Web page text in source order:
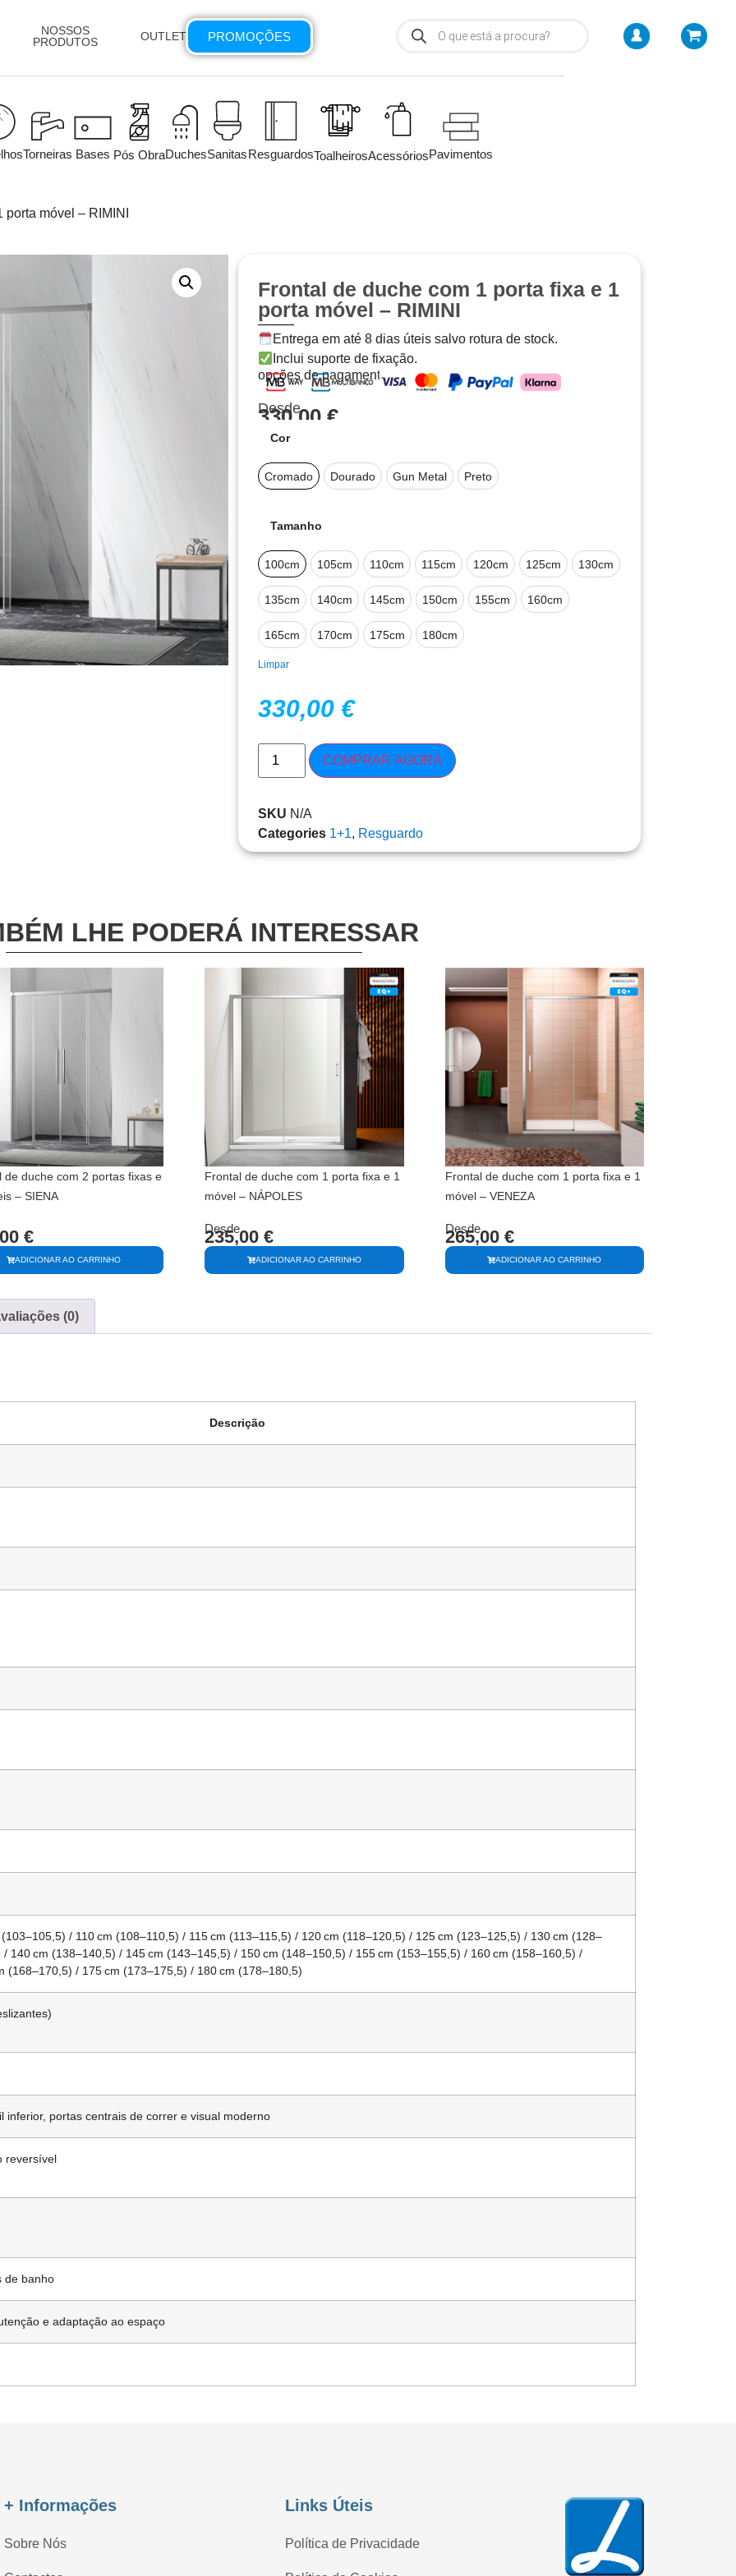
NOSSOS
PRODUTOS
OUTLET PROMOÇÕES
Torneiras Bases Pós ObraDuchesSanitasResguardosToalheirosAcessóriosPavimentos
móvel – RIMINI
Frontal de duche com 1 porta fixa e 1
porta móvel – RIMINI
Entrega em até 8 dias úteis salvo rotura de stock.
Inclui suporte de fixação.
opções de pagamento
Desde
330,00 €
Cor
Cromado Dourado Gun Metal Preto
Tamanho
100cm 105cm 110cm 115cm 120cm 125cm 130cm
135cm 140cm 145cm 150cm 155cm 160cm
165cm 170cm 175cm 180cm
Limpar
330,00 €
COMPRAR AGORA
SKU N/A
Categories 1+1, Resguardo
LHE PODERÁ INTERESSAR
de duche com 2 portas fixas e
– SIENA
ADICIONAR AO CARRINHO
€
Frontal de duche com 1 porta fixa e 1
móvel – NÁPOLES
ADICIONAR AO CARRINHO
Desde
235,00 €
Frontal de duche com 1 porta fixa e 1
móvel – VENEZA
ADICIONAR AO CARRINHO
Desde
265,00 €
(0)
Descrição
/ 110 cm (108–110,5) / 115 cm (113–115,5) / 120 cm (118–120,5) / 125 cm (123–125,5) / 130 cm (128–
140 cm (138–140,5) / 145 cm (143–145,5) / 150 cm (148–150,5) / 155 cm (153–155,5) / 160 cm (158–160,5) /
(168–170,5) / 175 cm (173–175,5) / 180 cm (178–180,5)
inferior, portas centrais de correr e visual moderno
reversível
de banho
e adaptação ao espaço
+ Informações
Sobre Nós
Links Úteis
Política de Privacidade